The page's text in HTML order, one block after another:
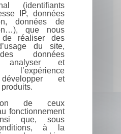
(identifiants
IP, données
données de
que nous
réaliser des
du site,
données
analyser et
et
de ceux
fonctionnement
que, sous
à la